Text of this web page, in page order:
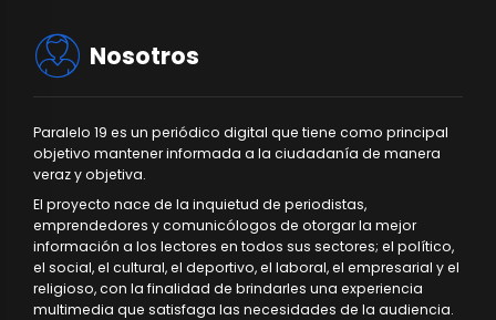
Nosotros
Paralelo 19 es un periódico digital que tiene como principal
objetivo mantener informada a la ciudadanía de manera
veraz y objetiva.
El proyecto nace de la inquietud de periodistas,
emprendedores y comunicólogos de otorgar la mejor
información a los lectores en todos sus sectores; el político,
el social, el cultural, el deportivo, el laboral, el empresarial y el
religioso, con la finalidad de brindarles una experiencia
multimedia que satisfaga las necesidades de la audiencia.